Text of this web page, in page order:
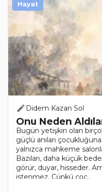
Didem Kazan Sol
Onu Neden
Bugün yetişkin olan
güçlü anıları
yalnızca mahkeme
Bazıları, daha küçük
görür, duyar, hisseder.
istenmez. Çünkü çoc..
Hayat